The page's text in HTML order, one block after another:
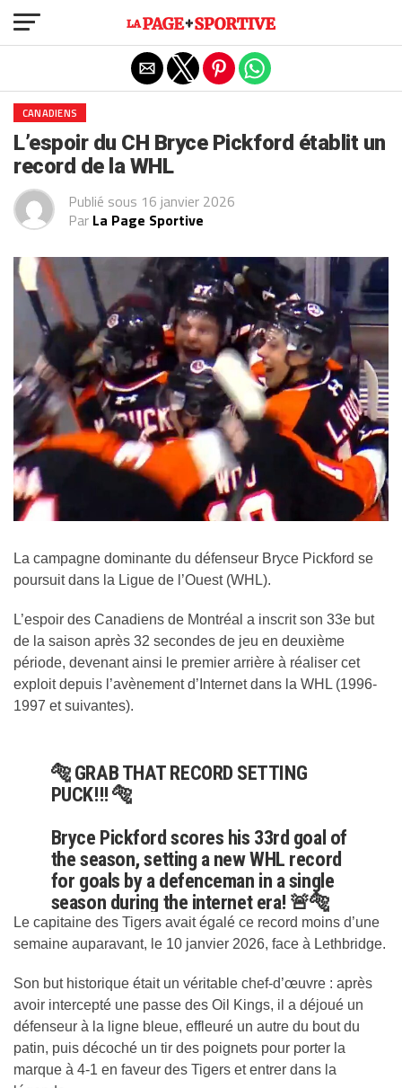
CANADIENS
L’espoir du CH Bryce Pickford établit un
record de la WHL
Publié sous 16 janvier 2026
Par La Page Sportive
La campagne dominante du défenseur Bryce Pickford se
poursuit dans la Ligue de l’Ouest (WHL).
L’espoir des Canadiens de Montréal a inscrit son 33e but
de la saison après 32 secondes de jeu en deuxième
période, devenant ainsi le premier arrière à réaliser cet
exploit depuis l’avènement d’Internet dans la WHL (1996-
1997 et suivantes).
🐅 GRAB THAT RECORD SETTING
PUCK!!! 🐅
Bryce Pickford scores his 33rd goal of
the season, setting a new WHL record
for goals by a defenceman in a single
season during the internet era! 🚨🐅
#GoHabsGo|@CanadiensMTL
pic.twitter.com/gCJOnL2K6Z
— Medicine Hat Tigers (@tigershockey)January 17, 2026
Le capitaine des Tigers avait égalé ce record moins d’une
semaine auparavant, le 10 janvier 2026, face à Lethbridge.
Son but historique était un véritable chef-d’œuvre : après
avoir intercepté une passe des Oil Kings, il a déjoué un
défenseur à la ligne bleue, effleuré un autre du bout du
patin, puis décoché un tir des poignets pour porter la
marque à 4-1 en faveur des Tigers et entrer dans la
Exit mobile version